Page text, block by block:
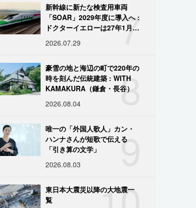
7
新幹線に新たな検査用車両
「SOAR」2029年度に導入へ :
ドクターイエローは27年1月に
2026.07.29
8
豪雪の地と海辺の町で220年の
時を刻んだ伝統建築 : WITH
KAMAKURA（鎌倉・長谷）
2026.08.04
9
唯一の「外国人歌人」カン・
ハンナさんが短歌で伝える
「引き算の文学」
2026.08.03
東日本大震災以降の大地震一
覧